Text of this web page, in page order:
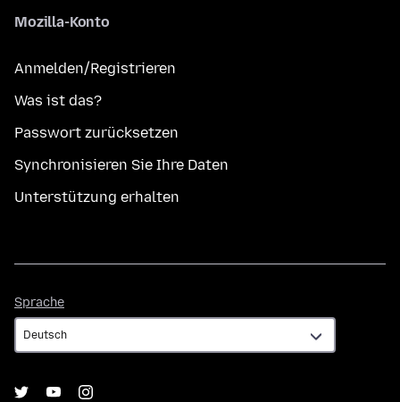
Mozilla-Konto
Anmelden/Registrieren
Was ist das?
Passwort zurücksetzen
Synchronisieren Sie Ihre Daten
Unterstützung erhalten
Sprache